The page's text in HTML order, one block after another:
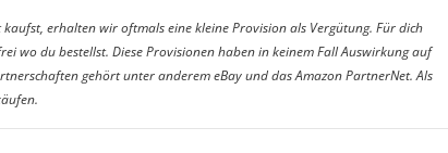
erhalten wir oftmals eine kleine Provision als Vergütung. Für dich
wo du bestellst. Diese Provisionen haben in keinem Fall Auswirkung auf
gehört unter anderem eBay und das Amazon PartnerNet. Als